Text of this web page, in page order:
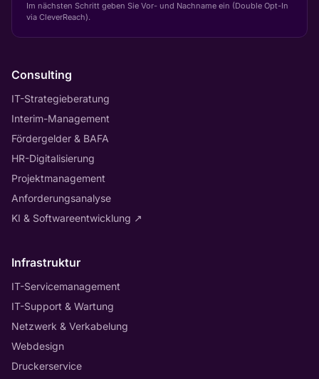
Im nächsten Schritt geben Sie Vor- und Nachname ein (Double Opt-In
via CleverReach).
Consulting
IT-Strategieberatung
Interim-Management
Fördergelder & BAFA
HR-Digitalisierung
Projektmanagement
Anforderungsanalyse
KI & Softwareentwicklung ↗
Infrastruktur
IT-Servicemanagement
IT-Support & Wartung
Netzwerk & Verkabelung
Webdesign
Druckerservice